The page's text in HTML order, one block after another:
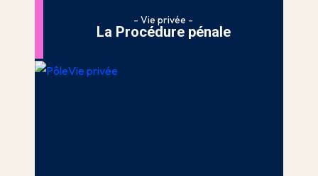
- Vie privée -
La Procédure pénale